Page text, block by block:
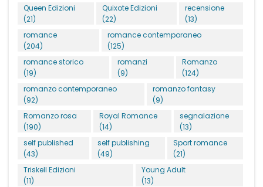
Queen Edizioni
(21)
Quixote Edizioni
(22)
recensione
(13)
romance
(204)
romance contemporaneo
(125)
romance storico
(19)
romanzi
(9)
Romanzo
(124)
romanzo contemporaneo
(92)
romanzo fantasy
(9)
Romanzo rosa
(190)
Royal Romance
(14)
segnalazione
(13)
self published
(43)
self publishing
(49)
Sport romance
(21)
Triskell Edizioni
(11)
Young Adult
(13)